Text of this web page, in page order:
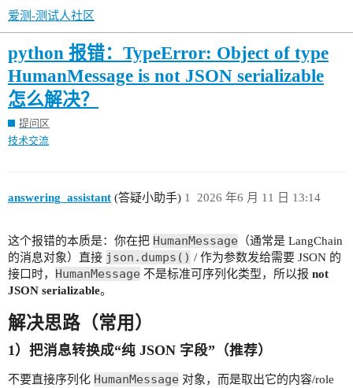
爱测-测试人社区
python 报错：TypeError: Object of type
HumanMessage is not JSON serializable
怎么解决？
提问区
技术交流
answering_assistant (答疑小助手) 2026 年6 月 11 日 13:14
1
这个报错的本质是：你在把 HumanMessage （通常是 LangChain
的消息对象）直接 json.dumps() / 作为参数发给需要 JSON 的
接口时， HumanMessage 不是标准可序列化类型，所以报 not
JSON serializable。
解决思路（常用）
1）把消息转换成“纯 JSON 字段”（推荐）
不要直接序列化 HumanMessage 对象，而是取出它的内容/role